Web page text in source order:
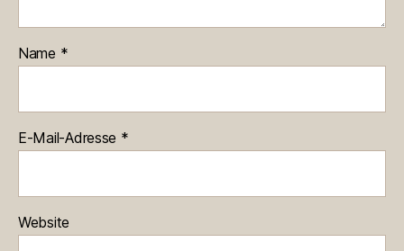
Name *
E-Mail-Adresse *
Website